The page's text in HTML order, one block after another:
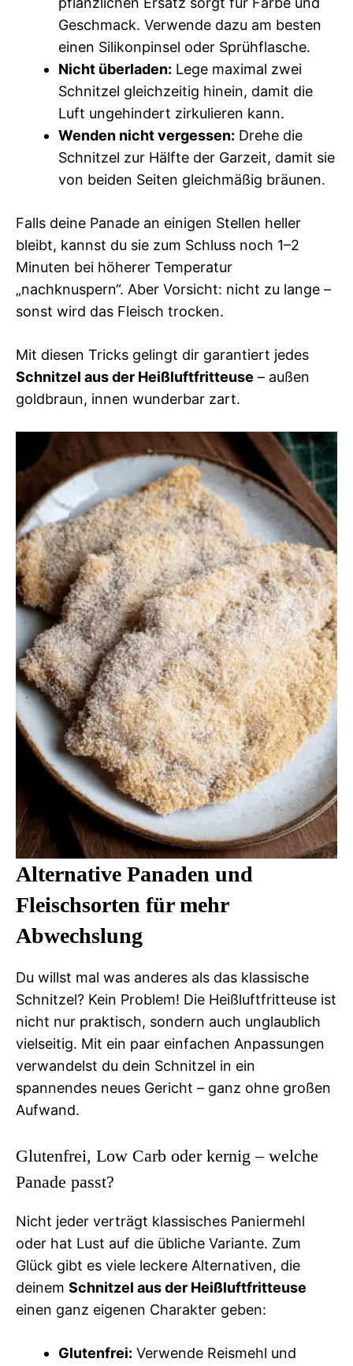
Geschmack. Verwende dazu am besten
einen Silikonpinsel oder Sprühflasche.
Nicht überladen: Lege maximal zwei
Schnitzel gleichzeitig hinein, damit die
Luft ungehindert zirkulieren kann.
Wenden nicht vergessen: Drehe die
Schnitzel zur Hälfte der Garzeit, damit sie
von beiden Seiten gleichmäßig bräunen.
Falls deine Panade an einigen Stellen heller
bleibt, kannst du sie zum Schluss noch 1–2
Minuten bei höherer Temperatur
„nachknuspern“. Aber Vorsicht: nicht zu lange –
sonst wird das Fleisch trocken.
Mit diesen Tricks gelingt dir garantiert jedes
Schnitzel aus der Heißluftfritteuse – außen
goldbraun, innen wunderbar zart.
Alternative Panaden und
Fleischsorten für mehr
Abwechslung
Du willst mal was anderes als das klassische
Schnitzel? Kein Problem! Die Heißluftfritteuse ist
nicht nur praktisch, sondern auch unglaublich
vielseitig. Mit ein paar einfachen Anpassungen
verwandelst du dein Schnitzel in ein
spannendes neues Gericht – ganz ohne großen
Aufwand.
Glutenfrei, Low Carb oder kernig – welche
Panade passt?
Nicht jeder verträgt klassisches Paniermehl
oder hat Lust auf die übliche Variante. Zum
Glück gibt es viele leckere Alternativen, die
deinem Schnitzel aus der Heißluftfritteuse
einen ganz eigenen Charakter geben:
Glutenfrei: Verwende Reismehl und